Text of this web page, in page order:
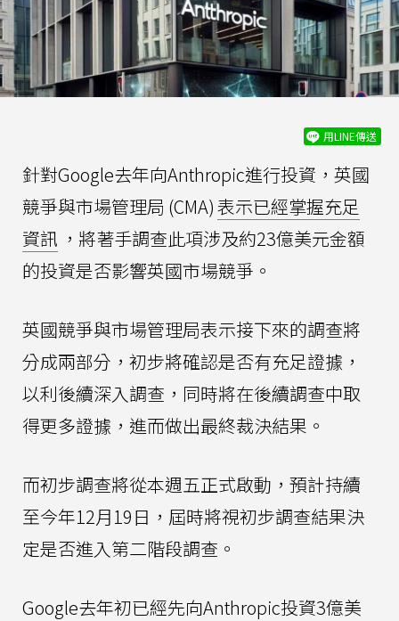
用LINE傳送
針對Google去年向Anthropic進行投資，英國
競爭與市場管理局 (CMA)表示已經掌握充足
資訊 ，將著手調查此項涉及約23億美元金額
的投資是否影響英國市場競爭。
英國競爭與市場管理局表示接下來的調查將
分成兩部分，初步將確認是否有充足證據，
以利後續深入調查，同時將在後續調查中取
得更多證據，進而做出最終裁決結果。
而初步調查將從本週五正式啟動，預計持續
至今年12月19日，屆時將視初步調查結果決
定是否進入第二階段調查。
Google去年初已經先向Anthropic投資3億美